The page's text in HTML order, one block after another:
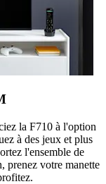
la F710 à l'option
à des jeux et plus
l'ensemble de
prenez votre manette